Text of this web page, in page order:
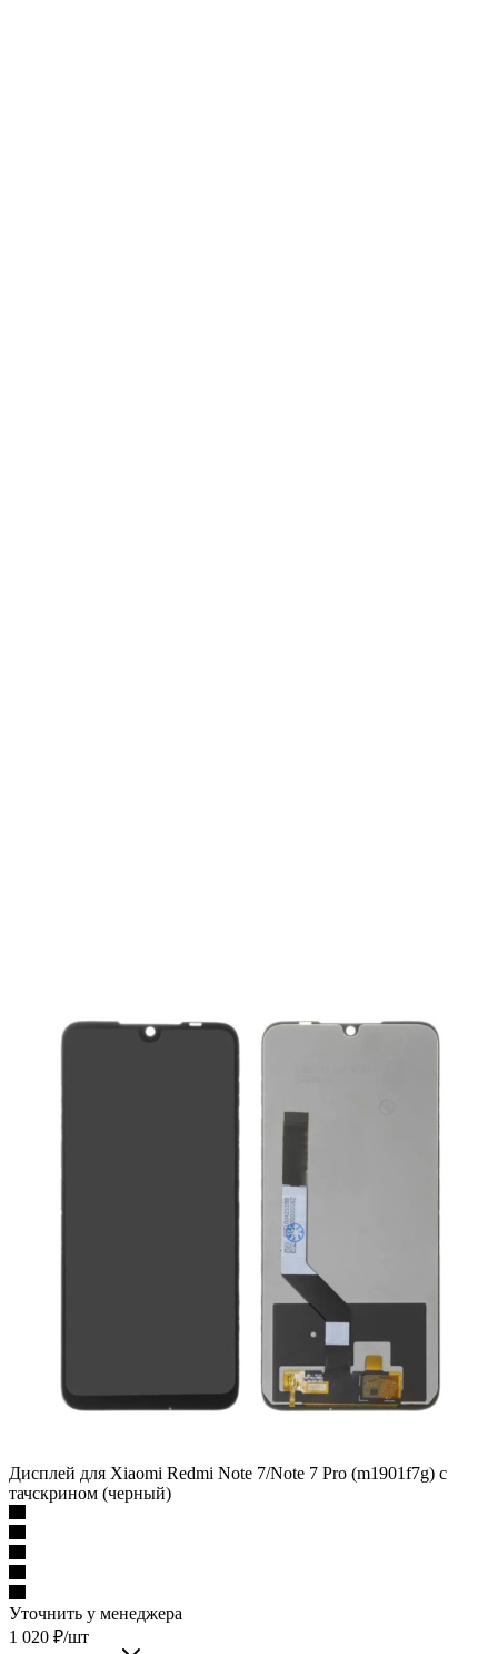
тачскрином (черный)
Уточнить у менеджера
1 020₽/шт
Варианты цен